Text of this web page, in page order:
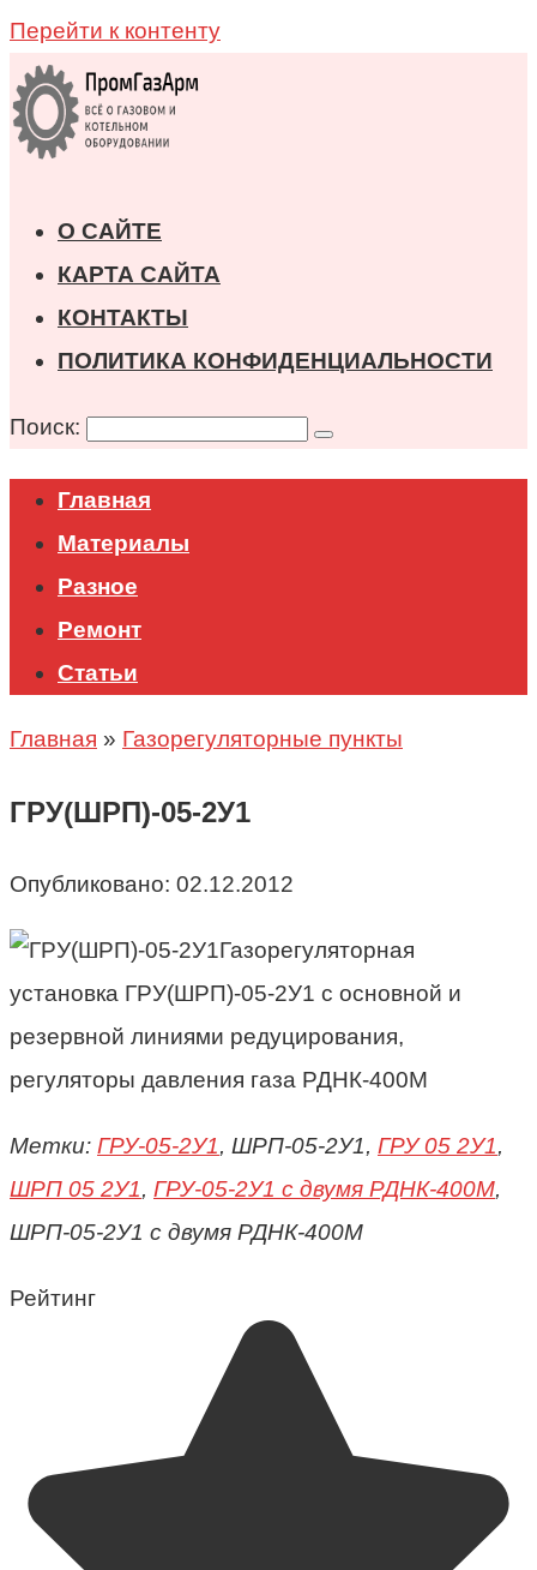
Перейти к контенту
О САЙТЕ
КАРТА САЙТА
КОНТАКТЫ
ПОЛИТИКА КОНФИДЕНЦИАЛЬНОСТИ
Поиск:
Главная
Материалы
Разное
Ремонт
Статьи
Главная » Газорегуляторные пункты
ГРУ(ШРП)-05-2У1
Опубликовано: 02.12.2012
Газорегуляторная
установка ГРУ(ШРП)-05-2У1 с основной и
резервной линиями редуцирования,
регуляторы давления газа РДНК-400М
Метки: ГРУ-05-2У1, ШРП-05-2У1, ГРУ 05 2У1,
ШРП 05 2У1, ГРУ-05-2У1 с двумя РДНК-400М,
ШРП-05-2У1 с двумя РДНК-400М
Рейтинг